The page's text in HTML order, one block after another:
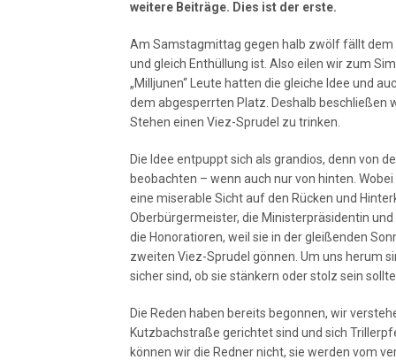
weitere Beiträge. Dies ist der erste.
Am Samstagmittag gegen halb zwölf fällt dem
und gleich Enthüllung ist. Also eilen wir zum
„Milljunen“ Leute hatten die gleiche Idee und
dem abgesperrten Platz. Deshalb beschließen
Stehen einen Viez-Sprudel zu trinken.
Die Idee entpuppt sich als grandios, denn von
beobachten – wenn auch nur von hinten.
eine miserable Sicht auf den Rücken und
Oberbürgermeister, die Ministerpräsidentin
die Honoratioren, weil sie in der gleißenden
zweiten Viez-Sprudel gönnen. Um uns herum
sicher sind, ob sie stänkern oder stolz sein
Die Reden haben bereits begonnen, wir
Kutzbachstraße gerichtet sind und sich
können wir die Redner nicht, sie werden vom